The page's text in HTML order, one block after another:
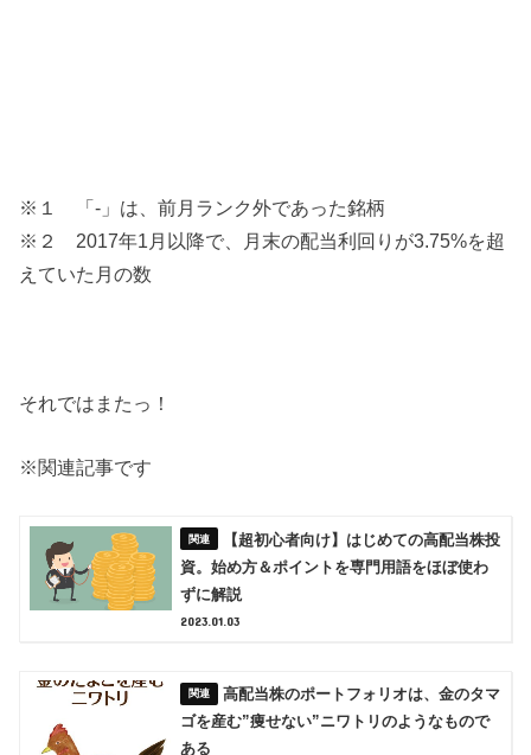
※１ 「-」は、前月ランク外であった銘柄
※２ 2017年1月以降で、月末の配当利回りが3.75%を超
えていた月の数
それではまたっ！
※関連記事です
【超初心者向け】はじめての高配当株投
資。始め方＆ポイントを専門用語をほぼ使わ
ずに解説
2023.01.03
高配当株のポートフォリオは、金のタマ
ゴを産む”痩せない”ニワトリのようなもので
ある